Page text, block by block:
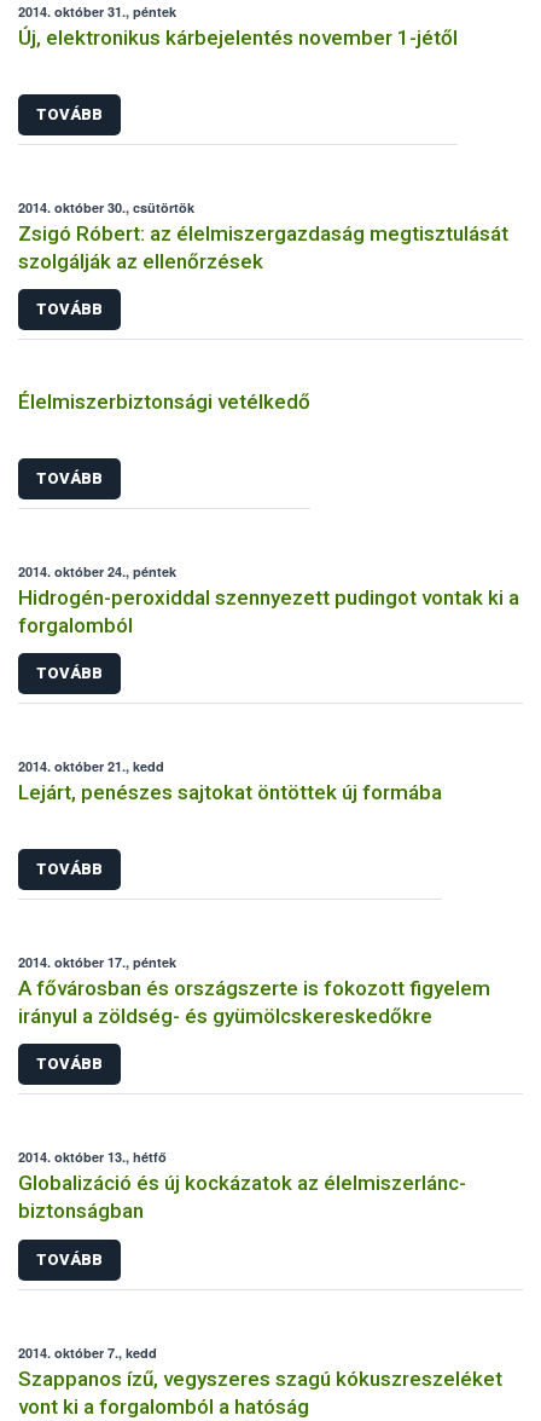
2014. október 31., péntek
Új, elektronikus kárbejelentés november 1-jétől
TOVÁBB
2014. október 30., csütörtök
Zsigó Róbert: az élelmiszergazdaság megtisztulását
szolgálják az ellenőrzések
TOVÁBB
Élelmiszerbiztonsági vetélkedő
TOVÁBB
2014. október 24., péntek
Hidrogén-peroxiddal szennyezett pudingot vontak ki a
forgalomból
TOVÁBB
2014. október 21., kedd
Lejárt, penészes sajtokat öntöttek új formába
TOVÁBB
2014. október 17., péntek
A fővárosban és országszerte is fokozott figyelem
irányul a zöldség- és gyümölcskereskedőkre
TOVÁBB
2014. október 13., hétfő
Globalizáció és új kockázatok az élelmiszerlánc-
biztonságban
TOVÁBB
2014. október 7., kedd
Szappanos ízű, vegyszeres szagú kókuszreszeléket
vont ki a forgalomból a hatóság